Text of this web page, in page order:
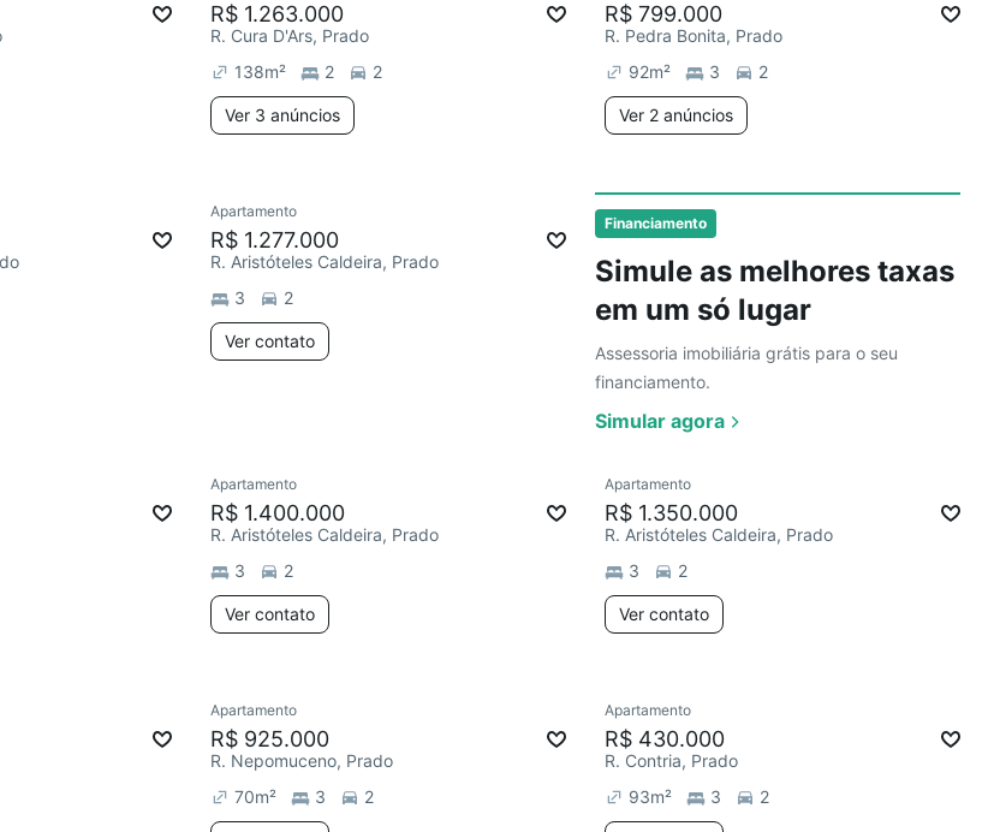
Financiamento
Simule as melhores taxas
em um só lugar
Assessoria imobiliária grátis para o seu
financiamento.
Simular agora
R$ 1.263.000
R. Cura D'Ars, Prado
138m² 2 2
Ver 3 anúncios
R$ 799.000
R. Pedra Bonita, Prado
92m² 3 2
Ver 2 anúncios
Apartamento
R$ 1.277.000
R. Aristóteles Caldeira, Prado
3
2
Ver contato
Apartamento
R$ 1.400.000
R. Aristóteles Caldeira, Prado
3
2
Ver contato
Apartamento
R$ 1.350.000
R. Aristóteles Caldeira, Prado
3
2
Ver contato
Apartamento
R$ 925.000
R. Nepomuceno, Prado
70m² 3 2
Apartamento
R$ 430.000
R. Contria, Prado
93m² 3 2